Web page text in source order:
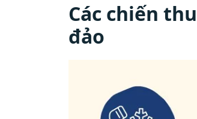
Các chiến
đảo